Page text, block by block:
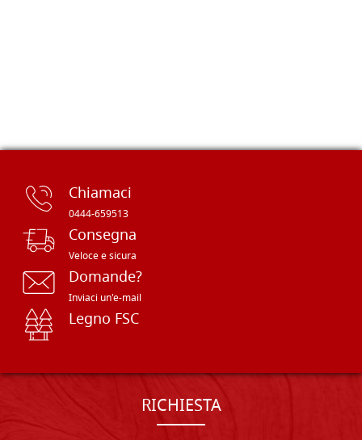
Chiamaci
0444-659513
Consegna
Veloce e sicura
Domande?
Inviaci un'e-mail
Legno FSC
RICHIESTA